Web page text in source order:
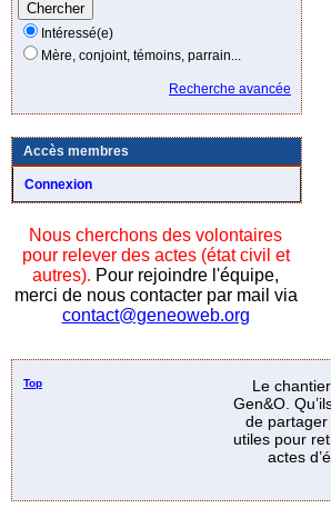
Intéressé(e)
Mère, conjoint, témoins, parrain...
Recherche avancée
Accès membres
Connexion
Nous cherchons des volontaires
pour relever des actes (état civil et
autres). Pour rejoindre l'équipe,
merci de nous contacter par mail via
contact@geneoweb.org
Top
Le
Gen&O.
de partager
utiles pour
actes